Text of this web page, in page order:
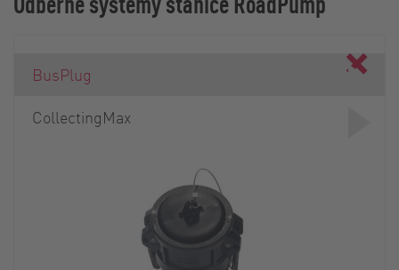
BusPlug
CollectingMax